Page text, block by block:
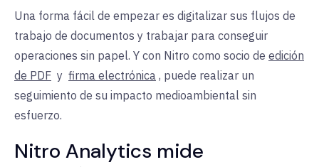
Una forma fácil de empezar es digitalizar sus flujos de
trabajo de documentos y trabajar para conseguir
operaciones sin papel. Y con Nitro como socio de edición
de PDF y firma electrónica , puede realizar un
seguimiento de su impacto medioambiental sin
esfuerzo.
Nitro Analytics mide